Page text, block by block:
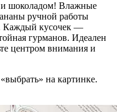
и шоколадом! Влажные
ручной работы
Каждый кусочек —
гурманов. Идеален
центром внимания и
на картинке.